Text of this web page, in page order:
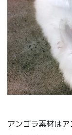
アンゴラ素材は